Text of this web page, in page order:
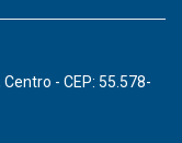
CNM